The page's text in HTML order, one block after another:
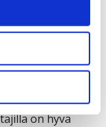
och annan
medier och
med annan
som de har
se sopii
sekoittuvat
luonnollinen.
Euroopan
koska se on
on hyvä